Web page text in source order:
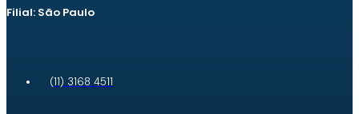
Filial: São Paulo
(11) 3168 4511